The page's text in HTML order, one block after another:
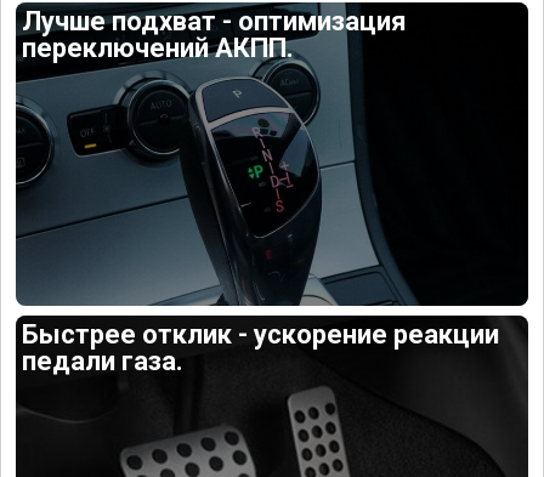
Лучше подхват - оптимизация
переключений АКПП.
Быстрее отклик - ускорение реакции
педали газа.